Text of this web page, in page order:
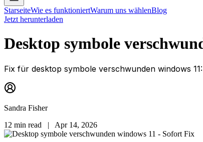
StarseiteWie es funktioniertWarum uns wählenBlog
Jetzt herunterladen
Desktop symbole
Fix für desktop symbole verschwunden windows
Sandra Fisher
12 min read | Apr 14, 2026